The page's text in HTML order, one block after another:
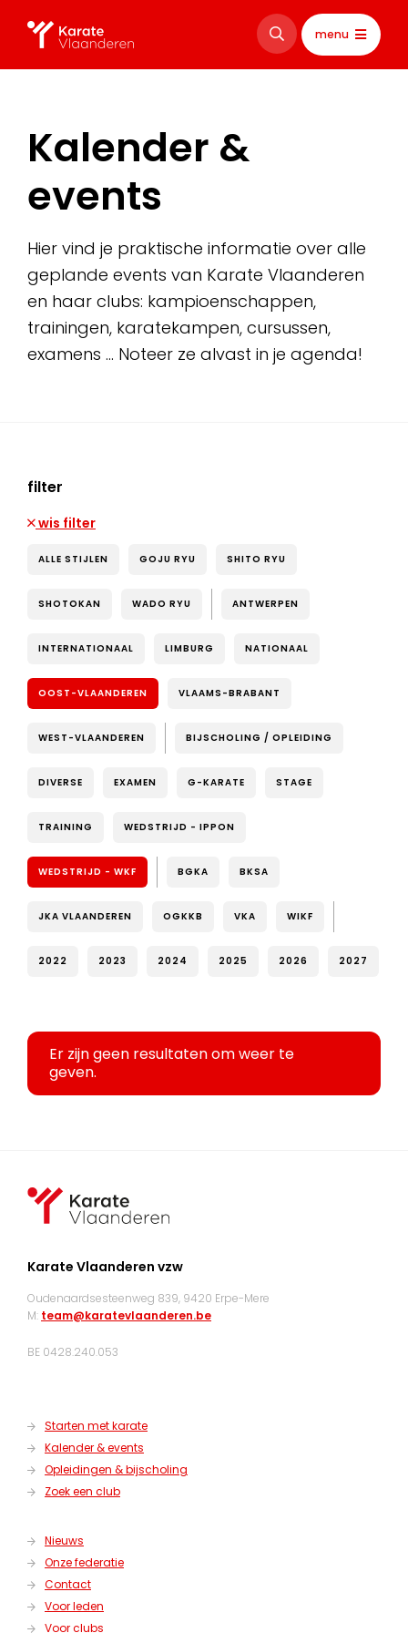
menu
Kalender &
events
Hier vind je praktische informatie over alle
geplande events van Karate Vlaanderen
en haar clubs: kampioenschappen,
trainingen, karatekampen, cursussen,
examens … Noteer ze alvast in je agenda!
filter
wis filter
ALLE STIJLEN GOJU RYU SHITO RYU
SHOTOKAN WADO RYU ANTWERPEN
INTERNATIONAAL LIMBURG NATIONAAL
OOST-VLAANDEREN VLAAMS-BRABANT
WEST-VLAANDEREN BIJSCHOLING / OPLEIDING
DIVERSE EXAMEN G-KARATE STAGE
TRAINING WEDSTRIJD - IPPON
WEDSTRIJD - WKF BGKA BKSA
JKA VLAANDEREN OGKKB VKA WIKF
2022 2023 2024 2025 2026 2027
Er zijn geen resultaten om weer te
geven.
Karate Vlaanderen vzw
Oudenaardsesteenweg 839, 9420 Erpe-Mere
M: team@karatevlaanderen.be
BE 0428.240.053
Starten met karate
Kalender & events
Opleidingen & bijscholing
Zoek een club
Nieuws
Onze federatie
Contact
Voor leden
Voor clubs